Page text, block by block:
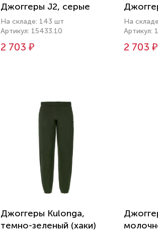
Джоггеры J2, серые
На складе: 143 шт
Артикул: 15433.10
2 703 ₽
На
Артикул:
2 703 ₽
Джоггеры Kulonga,
темно-зеленый (хаки)